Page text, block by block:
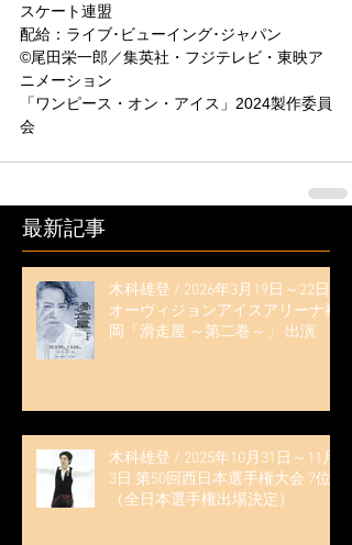
スケート連盟
配給：ライブ･ビューイング･ジャパン
©尾田栄一郎／集英社・フジテレビ・東映ア
ニメーション
「ワンピース・オン・アイス」2024製作委員
会
最新記事
木科雄登 / 2026年3月19日～22日
オーヴィジョンアイスアリーナ福
岡「滑走屋 ～第二巻～」 出演
木科雄登 / 2025年10月31日～11月
3日 第50回西日本選手権大会 7位
（全日本選手権出場決定）